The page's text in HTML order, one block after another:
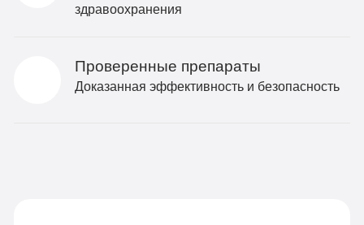
здравоохранения
Проверенные препараты
Доказанная эффективность и безопасность